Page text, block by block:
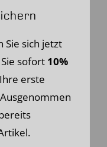
Sie sich jetzt
sofort 10%
erste